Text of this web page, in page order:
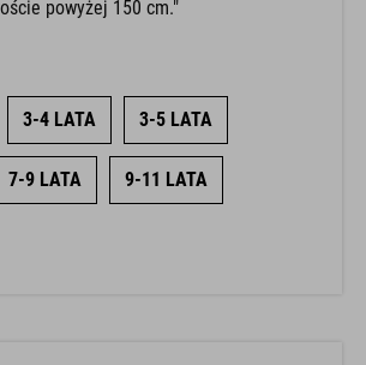
powyżej 150 cm."
3-4 LATA 3-5 LATA
7-9 LATA 9-11 LATA